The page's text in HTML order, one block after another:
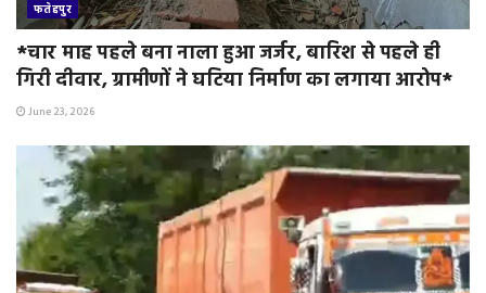
फतेहपुर
*चार माह पहले बना नाला हुआ जर्जर, बारिश से पहले ही
गिरी दीवार, ग्रामीणों ने घटिया निर्माण का लगाया आरोप*
June 23, 2026